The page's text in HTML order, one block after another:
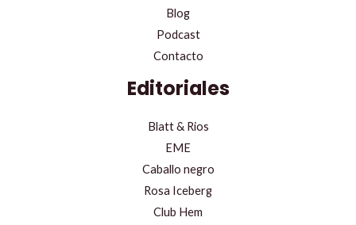
Blog
Podcast
Contacto
Editoriales
Blatt & Rios
EME
Caballo negro
Rosa Iceberg
Club Hem